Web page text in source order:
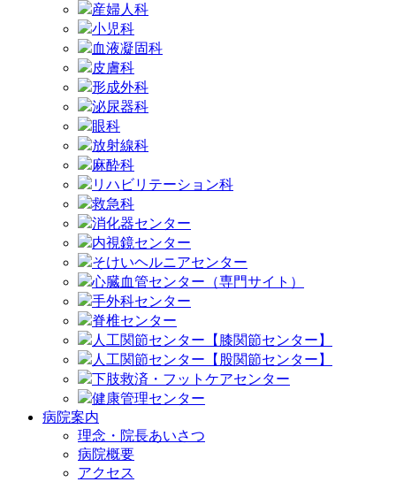
産婦人科
小児科
血液凝固科
皮膚科
形成外科
泌尿器科
眼科
放射線科
麻酔科
リハビリテーション科
救急科
消化器センター
内視鏡センター
そけいヘルニアセンター
心臓血管センター（専門サイト）
手外科センター
脊椎センター
人工関節センター【膝関節センター】
人工関節センター【股関節センター】
下肢救済・フットケアセンター
健康管理センター
病院案内
理念・院長あいさつ
病院概要
アクセス